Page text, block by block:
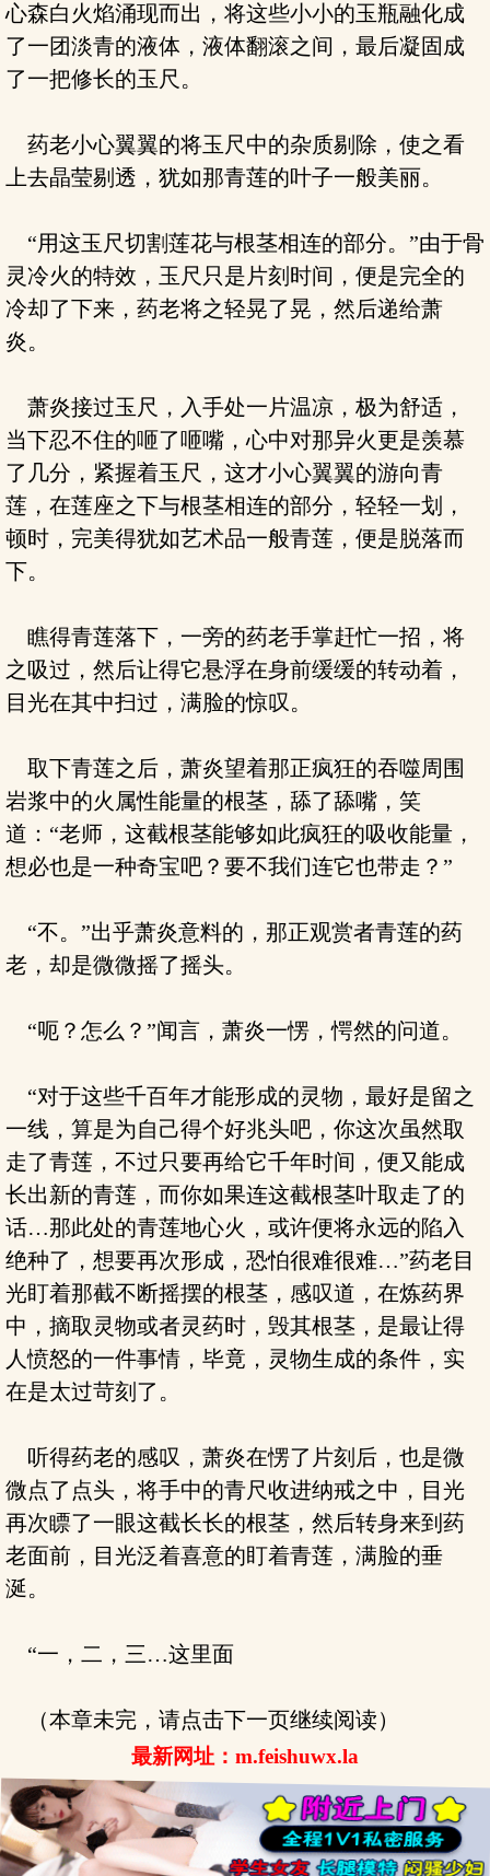
心森白火焰涌现而出，将这些小小的玉瓶融化成
了一团淡青的液体，液体翻滚之间，最后凝固成
了一把修长的玉尺。
药老小心翼翼的将玉尺中的杂质剔除，使之看
上去晶莹剔透，犹如那青莲的叶子一般美丽。
“用这玉尺切割莲花与根茎相连的部分。”由于骨
灵冷火的特效，玉尺只是片刻时间，便是完全的
冷却了下来，药老将之轻晃了晃，然后递给萧
炎。
萧炎接过玉尺，入手处一片温凉，极为舒适，
当下忍不住的咂了咂嘴，心中对那异火更是羡慕
了几分，紧握着玉尺，这才小心翼翼的游向青
莲，在莲座之下与根茎相连的部分，轻轻一划，
顿时，完美得犹如艺术品一般青莲，便是脱落而
下。
瞧得青莲落下，一旁的药老手掌赶忙一招，将
之吸过，然后让得它悬浮在身前缓缓的转动着，
目光在其中扫过，满脸的惊叹。
取下青莲之后，萧炎望着那正疯狂的吞噬周围
岩浆中的火属性能量的根茎，舔了舔嘴，笑
道：“老师，这截根茎能够如此疯狂的吸收能量，
想必也是一种奇宝吧？要不我们连它也带走？”
“不。”出乎萧炎意料的，那正观赏者青莲的药
老，却是微微摇了摇头。
“呃？怎么？”闻言，萧炎一愣，愕然的问道。
“对于这些千百年才能形成的灵物，最好是留之
一线，算是为自己得个好兆头吧，你这次虽然取
走了青莲，不过只要再给它千年时间，便又能成
长出新的青莲，而你如果连这截根茎叶取走了的
话…那此处的青莲地心火，或许便将永远的陷入
绝种了，想要再次形成，恐怕很难很难…”药老目
光盯着那截不断摇摆的根茎，感叹道，在炼药界
中，摘取灵物或者灵药时，毁其根茎，是最让得
人愤怒的一件事情，毕竟，灵物生成的条件，实
在是太过苛刻了。
听得药老的感叹，萧炎在愣了片刻后，也是微
微点了点头，将手中的青尺收进纳戒之中，目光
再次瞟了一眼这截长长的根茎，然后转身来到药
老面前，目光泛着喜意的盯着青莲，满脸的垂
涎。
“一，二，三…这里面
（本章未完，请点击下一页继续阅读）
最新网址：m.feishuwx.la